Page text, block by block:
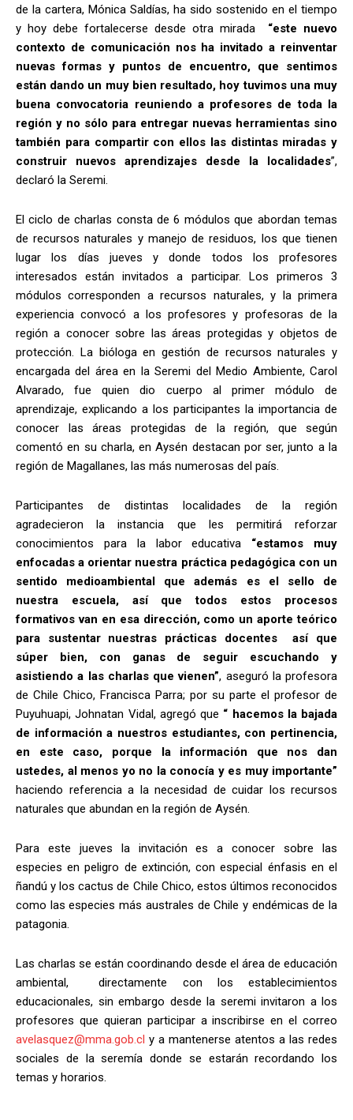
de la cartera, Mónica Saldías, ha sido sostenido en el tiempo
y hoy debe fortalecerse desde otra mirada “este nuevo
contexto de comunicación nos ha invitado a reinventar
nuevas formas y puntos de encuentro, que sentimos
están dando un muy bien resultado, hoy tuvimos una muy
buena convocatoria reuniendo a profesores de toda la
región y no sólo para entregar nuevas herramientas sino
también para compartir con ellos las distintas miradas y
construir nuevos aprendizajes desde la localidades”,
declaró la Seremi.
El ciclo de charlas consta de 6 módulos que abordan temas
de recursos naturales y manejo de residuos, los que tienen
lugar los días jueves y donde todos los profesores
interesados están invitados a participar. Los primeros 3
módulos corresponden a recursos naturales, y la primera
experiencia convocó a los profesores y profesoras de la
región a conocer sobre las áreas protegidas y objetos de
protección. La bióloga en gestión de recursos naturales y
encargada del área en la Seremi del Medio Ambiente, Carol
Alvarado, fue quien dio cuerpo al primer módulo de
aprendizaje, explicando a los participantes la importancia de
conocer las áreas protegidas de la región, que según
comentó en su charla, en Aysén destacan por ser, junto a la
región de Magallanes, las más numerosas del país.
Participantes de distintas localidades de la región
agradecieron la instancia que les permitirá reforzar
conocimientos para la labor educativa “estamos muy
enfocadas a orientar nuestra práctica pedagógica con un
sentido medioambiental que además es el sello de
nuestra escuela, así que todos estos procesos
formativos van en esa dirección, como un aporte teórico
para sustentar nuestras prácticas docentes así que
súper bien, con ganas de seguir escuchando y
asistiendo a las charlas que vienen”, aseguró la profesora
de Chile Chico, Francisca Parra; por su parte el profesor de
Puyuhuapi, Johnatan Vidal, agregó que “ hacemos la bajada
de información a nuestros estudiantes, con pertinencia,
en este caso, porque la información que nos dan
ustedes, al menos yo no la conocía y es muy importante”
haciendo referencia a la necesidad de cuidar los recursos
naturales que abundan en la región de Aysén.
Para este jueves la invitación es a conocer sobre las
especies en peligro de extinción, con especial énfasis en el
ñandú y los cactus de Chile Chico, estos últimos reconocidos
como las especies más australes de Chile y endémicas de la
patagonia.
Las charlas se están coordinando desde el área de educación
ambiental, directamente con los establecimientos
educacionales, sin embargo desde la seremi invitaron a los
profesores que quieran participar a inscribirse en el correo
avelasquez@mma.gob.cl y a mantenerse atentos a las redes
sociales de la seremía donde se estarán recordando los
temas y horarios.